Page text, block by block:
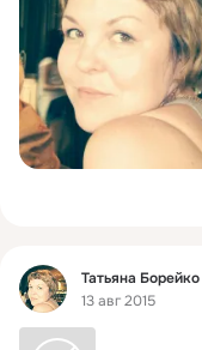
Фид Татьяна Борейко
13 авг 2015